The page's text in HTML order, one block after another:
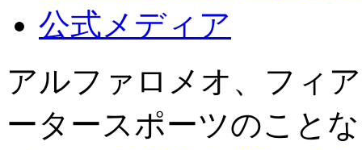
公式メディア
アルファロメオ、フィ
ータースポーツのこと